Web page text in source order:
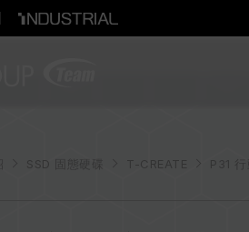
SSD 固態硬碟 T-CREATE P31